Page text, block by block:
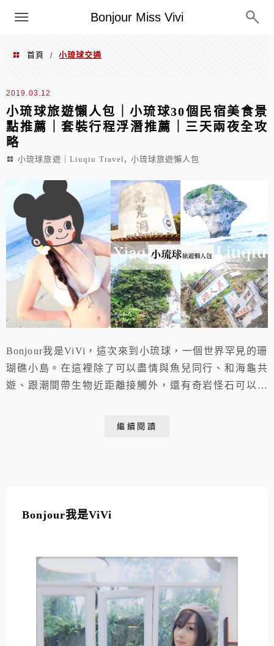
Bonjour Miss Vivi
選單
首頁 / 小琉球交通
小琉球交通
2019.03.12
小琉球旅遊懶人包｜小琉球30個民宿美食景
點推薦｜套裝行程浮潛推薦｜三天兩夜全攻
略
小琉球旅遊｜Liuqiu Travel , 小琉球旅遊懶人包
Bonjour我是ViVi，這次來到小琉球，一個世界罕見的珊
瑚礁小島。在這裡除了可以盡情與魚兒同行、和海龜共
遊、跟潮間帶生物近距離接觸外，還有奇岩怪石可以探
繼續閱讀
Bonjour我是ViVi